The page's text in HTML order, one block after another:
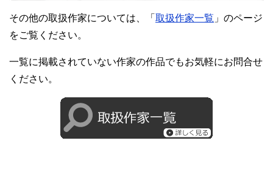
その他の取扱作家については、「 取扱作家一覧 」のページ
をご覧ください。
一覧に掲載されていない作家の作品でもお気軽にお問合せ
ください。